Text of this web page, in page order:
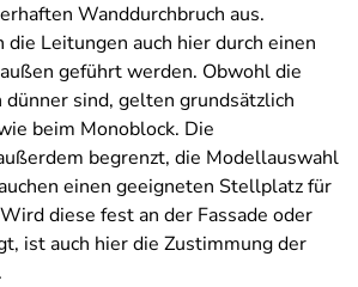
Wanddurchbruch aus.
Leitungen auch hier durch einen
geführt werden. Obwohl die
sind, gelten grundsätzlich
beim Monoblock. Die
begrenzt, die Modellauswahl
einen geeigneten Stellplatz für
diese fest an der Fassade oder
ist auch hier die Zustimmung der